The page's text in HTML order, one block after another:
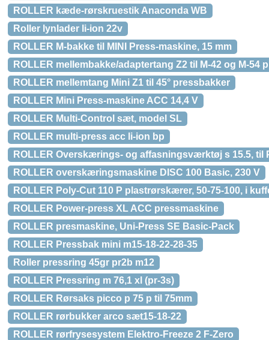
ROLLER kæde-rørskruestik Anaconda WB
Roller lynlader li-ion 22v
ROLLER M-bakke til MINI Press-maskine, 15 mm
ROLLER mellembakke/adaptertang Z2 til M-42 og M-54
ROLLER mellemtang Mini Z1 til 45° pressbakker
ROLLER Mini Press-maskine ACC 14,4 V
ROLLER Multi-Control sæt, model SL
ROLLER multi-press acc li-ion bp
ROLLER Overskærings- og affasningsværktøj s 15.5, til
ROLLER overskæringsmaskine DISC 100 Basic, 230 V
ROLLER Poly-Cut 110 P plastrørskærer, 50-75-100, i
ROLLER Power-press XL ACC pressmaskine
ROLLER presmaskine, Uni-Press SE Basic-Pack
ROLLER Pressbak mini m15-18-22-28-35
Roller pressring 45gr pr2b m12
ROLLER Pressring m 76,1 xl (pr-3s)
ROLLER Rørsaks picco p 75 p til 75mm
ROLLER rørbukker arco sæt15-18-22
ROLLER rørfrysesystem Elektro-Freeze 2 F-Zero